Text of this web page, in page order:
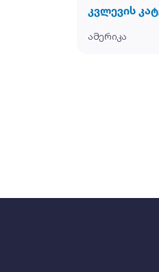
კვლევის
ამერიკა